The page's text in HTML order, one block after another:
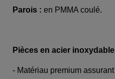
Parois : en PMMA coulé.
Pièces en acier
- Matériau premium